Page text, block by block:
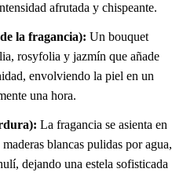
afrutada y chispeante.
la fragancia): Un bouquet
rosyfolia y jazmín que añade
envolviendo la piel en un
una hora.
La fragancia se asienta en
blancas pulidas por agua,
dejando una estela sofisticada